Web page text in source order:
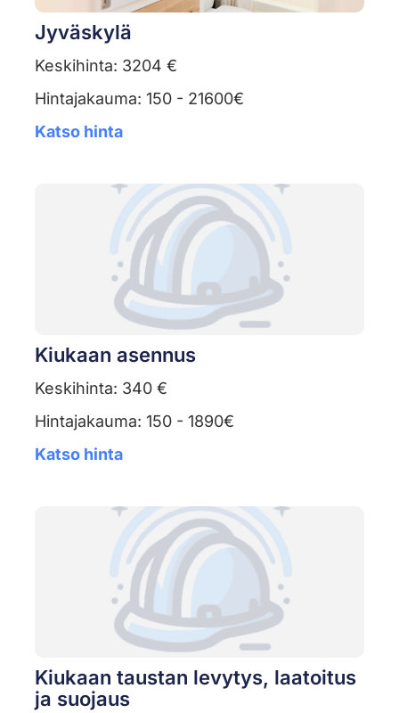
Jyväskylä
Keskihinta: 3204 €
Hintajakauma: 150 - 21600€
Katso hinta
Kiukaan asennus
Keskihinta: 340 €
Hintajakauma: 150 - 1890€
Katso hinta
Kiukaan taustan levytys, laatoitus
ja suojaus